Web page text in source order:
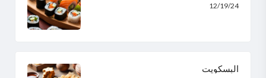
12/19/24
البسكويت